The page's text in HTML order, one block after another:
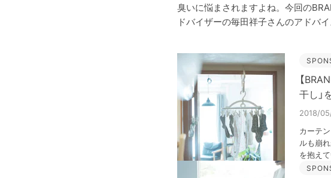
臭いに悩まされますよね。今回の
ドバイザーの毎田祥子さんのアドバ
【
干し」
2018/
カーテ
ルも崩
を抱え